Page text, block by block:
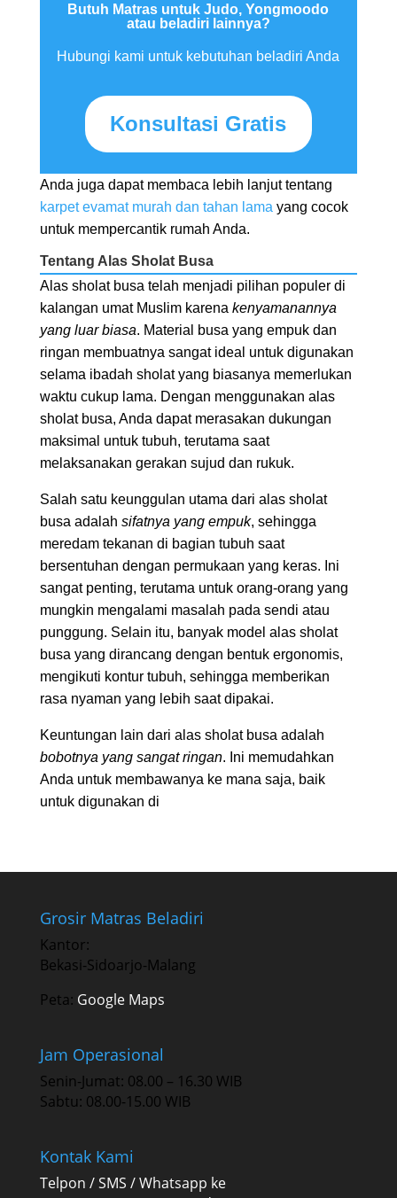
Butuh Matras untuk Judo, Yongmoodo
atau beladiri lainnya?
Hubungi kami untuk kebutuhan beladiri Anda
Konsultasi Gratis
Anda juga dapat membaca lebih lanjut tentang
karpet evamat murah dan tahan lama yang cocok
untuk mempercantik rumah Anda.
Tentang Alas Sholat Busa
Alas sholat busa telah menjadi pilihan populer di
kalangan umat Muslim karena kenyamanannya
yang luar biasa. Material busa yang empuk dan
ringan membuatnya sangat ideal untuk digunakan
selama ibadah sholat yang biasanya memerlukan
waktu cukup lama. Dengan menggunakan alas
sholat busa, Anda dapat merasakan dukungan
maksimal untuk tubuh, terutama saat
melaksanakan gerakan sujud dan rukuk.
Salah satu keunggulan utama dari alas sholat
busa adalah sifatnya yang empuk, sehingga
meredam tekanan di bagian tubuh saat
bersentuhan dengan permukaan yang keras. Ini
sangat penting, terutama untuk orang-orang yang
mungkin mengalami masalah pada sendi atau
punggung. Selain itu, banyak model alas sholat
busa yang dirancang dengan bentuk ergonomis,
mengikuti kontur tubuh, sehingga memberikan
rasa nyaman yang lebih saat dipakai.
Keuntungan lain dari alas sholat busa adalah
bobotnya yang sangat ringan. Ini memudahkan
Anda untuk membawanya ke mana saja, baik
untuk digunakan di
Grosir Matras Beladiri
Kantor:
Bekasi-Sidoarjo-Malang
Peta: Google Maps
Jam Operasional
Senin-Jumat: 08.00 – 16.30 WIB
Sabtu: 08.00-15.00 WIB
Kontak Kami
Telpon / SMS / Whatsapp ke